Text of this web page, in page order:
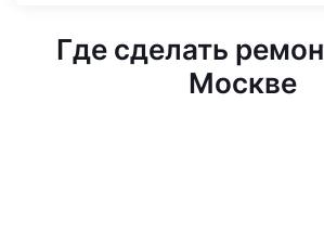
Где сделать
Москве